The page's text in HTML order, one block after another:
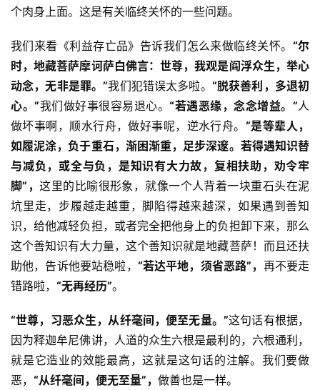
个肉身上面。这是有关临终关怀的一些问题。
我们来看《利益存亡品》告诉我们怎么来做临终关怀。 “尔
时，地藏菩萨摩诃萨白佛言：世尊，我观是阎浮众生，举心
动念，无非是罪。”我们犯错误太多啦。 “脱获善利，多退初
心。”我们做好事很容易退心。 “若遇恶缘，念念增益。”人
做坏事啊，顺水行舟，做好事呢，逆水行舟。 “是等辈人，
如履泥涂，负于重石，渐困渐重，足步深邃。若得遇知识替
与减负，或全与负，是知识有大力故，复相扶助，劝令牢
脚”，这里的比喻很形象，就像一个人背着一块重石头在泥
坑里走，步履越走越重，脚陷得越来越深，如果遇到善知
识，给他减轻负担，或者完全把他身上的负担卸下来，那么
这个善知识有大力量，这个善知识就是地藏菩萨！而且还扶
助他，告诉他要站稳啦， “若达平地，须省恶路”， 再不要走
错路啦， “无再经历”。
“世尊，习恶众生，从纤毫间，便至无量。”这句话有根据，
因为释迦牟尼佛讲，人道的众生六根是最利的，六根通利，
就是它造业的效能最高，这就是这句话的注解。我们要做
恶， “从纤毫间，便无至量”， 做善也是一样。